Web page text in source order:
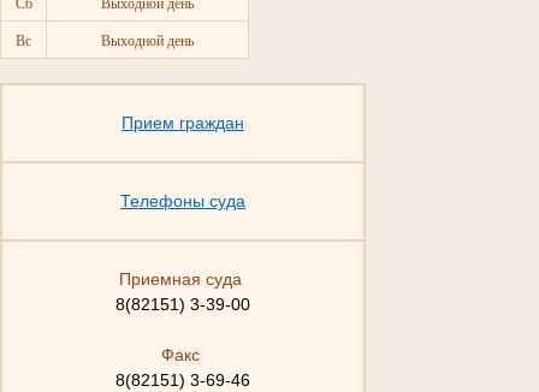
Вс Выходной день
Прием граждан
Телефоны суда
Приемная суда
8(82151) 3-39-00
Факс
8(82151) 3-69-46